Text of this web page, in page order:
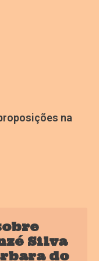
na
Silva
do